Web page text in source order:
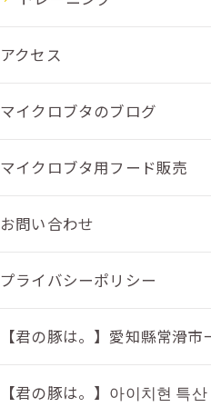
アクセス
マイクロブタのブログ
マイクロブタ用フード販売
お問い合わせ
プライバシーポリシー
【君の豚は。】愛知縣常滑
【君の豚は。】아이치현 특